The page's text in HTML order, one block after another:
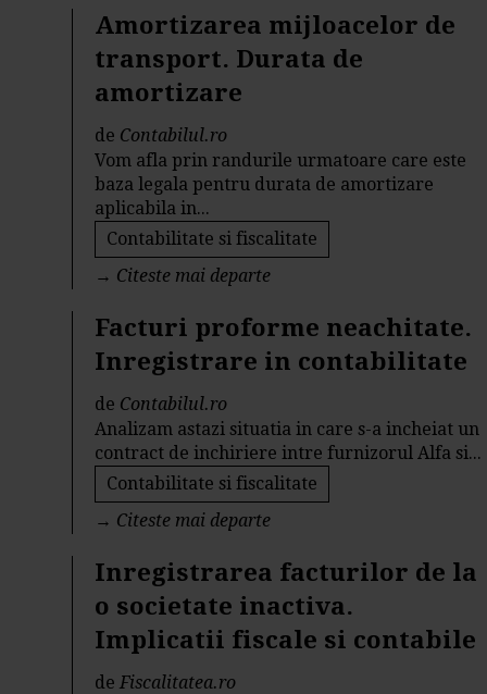
Amortizarea mijloacelor de
transport. Durata de
amortizare
de Contabilul.ro
Vom afla prin randurile urmatoare care este
baza legala pentru durata de amortizare
aplicabila in...
Contabilitate si fiscalitate
→ Citeste mai departe
Facturi proforme neachitate.
Inregistrare in contabilitate
de Contabilul.ro
Analizam astazi situatia in care s-a incheiat un
contract de inchiriere intre furnizorul Alfa si...
Contabilitate si fiscalitate
→ Citeste mai departe
Inregistrarea facturilor de la
o societate inactiva.
Implicatii fiscale si contabile
deFiscalitatea.ro